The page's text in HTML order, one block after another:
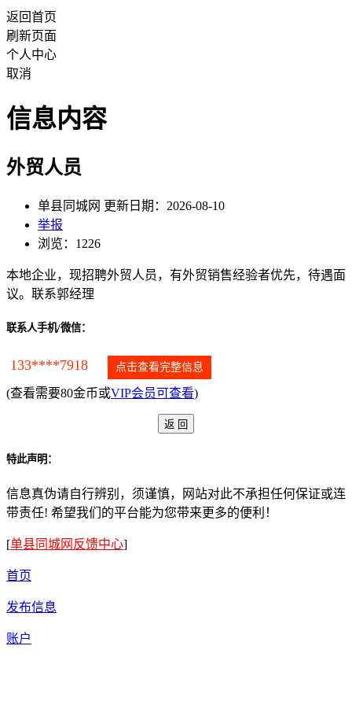
返回首页
刷新页面
个人中心
取消
信息内容
外贸人员
单县同城网 更新日期：2026-08-10
举报
浏览：1226
本地企业，现招聘外贸人员，有外贸销售经验者优先，待遇面
议。联系郭经理
联系人手机/微信：
133****7918 点击查看完整信息
(查看需要80金币或VIP会员可查看)
特此声明：
信息真伪请自行辨别，须谨慎，网站对此不承担任何保证或连
带责任! 希望我们的平台能为您带来更多的便利！
[单县同城网反馈中心]
首页
发布信息
账户